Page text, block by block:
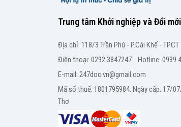
Trung tâm Khởi nghiệp và Đổi
Địa chỉ: 118/3 Trần Phú - P.Cái Khế - TPCT
Điện thoại: 0292 3847247 Hotline: 0939
E-mail: 247doc.vn@gmail.com
Mã số thuế: 1801795984. Ngày cấp: 17/
Thơ